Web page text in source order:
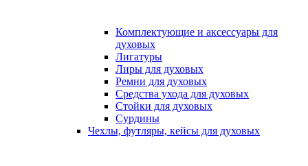
Комплектующие и аксессуары для
духовых
Лигатуры
Лиры для духовых
Ремни для духовых
Средства ухода для духовых
Стойки для духовых
Сурдины
Чехлы, футляры, кейсы для духовых